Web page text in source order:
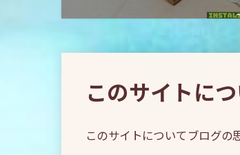
このサイトに
このサイトについてブログの